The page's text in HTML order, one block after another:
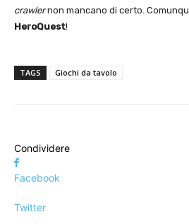
crawlernon mancano di certo.
HeroQuest!
TAGS Giochi da tavolo
Condividere
Facebook
Twitter